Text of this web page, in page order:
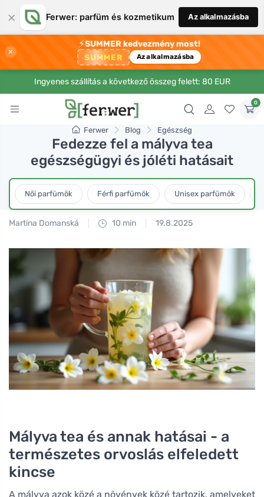
× Ferwer: parfüm és kozmetikum Az alkalmazásba
×
⚡SUMMER kedvezmény most!
SUMMER Az alkalmazásba
Ingyenes szállítás a következő összeg felett: 80 EUR
0
Ferwer Blog Egészség
Fedezze fel a mályva tea
egészségügyi és jóléti hatásait
Női parfümök Férfi parfümök Unisex parfümök
Martina Domanská 10 min 19.8.2025
Mályva tea és annak hatásai - a
természetes orvoslás elfeledett
kincse
A mályva azok közé a növények közé tartozik, amelyeket